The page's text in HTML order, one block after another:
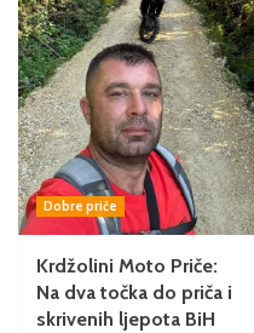
Dobre priče
Krdžolini Moto Priče:
Na dva točka do priča i
skrivenih ljepota BiH